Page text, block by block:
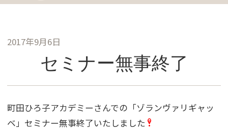
2017年9月6日
セミナー無事終了
町田ひろ子アカデミーさんでの「ゾランヴァリギャッ
ベ」セミナー無事終了いたしました